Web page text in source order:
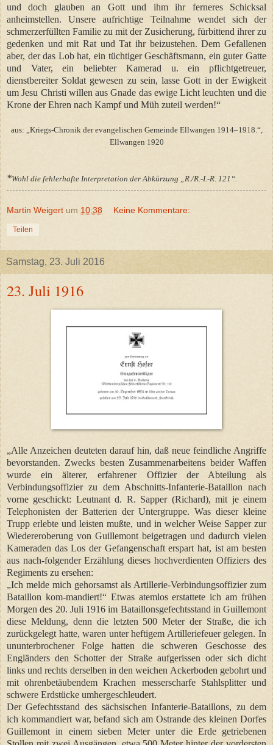
und doch glauben an Gott und ihm ihr ferneres Schicksal
anheimstellen. Unsere aufrichtige Teilnahme wendet sich der
schmerzerfüllten Familie zu mit der Zusicherung, fürbittend ihrer zu
gedenken und mit Rat und Tat ihr beizustehen. Dem Gefallenen
aber, der das Lob hat, ein tüchtiger Geschäftsmann, ein guter Gatte
und Vater, ein beliebter Kamerad u. ein pflichtgetreuer,
dienstbereiter Soldat gewesen zu sein, lasse Gott in der Ewigkeit
um Jesu Christi willen aus Gnade das ewige Licht leuchten und die
Krone der Ehren nach Kampf und Müh zuteil werden!“
aus: „Kriegs-Chronik der evangelischen Gemeinde Ellwangen 1914–1918.“,
Ellwangen 1920
*Wohl die fehlerhafte Interpretation der Abkürzung „R./R.-I.-R. 121“.
Martin Weigert um 10:38 Keine Kommentare:
Teilen
Samstag, 23. Juli 2016
23. Juli 1916
„Alle Anzeichen deuteten darauf hin, daß neue feindliche Angriffe
bevorstanden. Zwecks besten Zusammenarbeitens beider Waffen
wurde ein älterer, erfahrener Offizier der Abteilung als
Verbindungsoffizier zu dem Abschnitts-Infanterie-Bataillon nach
vorne geschickt: Leutnant d. R. Sapper (Richard), mit je einem
Telephonisten der Batterien der Untergruppe. Was dieser kleine
Trupp erlebte und leisten mußte, und in welcher Weise Sapper zur
Wiedereroberung von Guillemont beigetragen und dadurch vielen
Kameraden das Los der Gefangenschaft erspart hat, ist am besten
aus nach-folgender Erzählung dieses hochverdienten Offiziers des
Regiments zu ersehen:
„Ich melde mich gehorsamst als Artillerie-Verbindungsoffizier zum
Bataillon kom-mandiert!“ Etwas atemlos erstattete ich am frühen
Morgen des 20. Juli 1916 im Bataillonsgefechtsstand in Guillemont
diese Meldung, denn die letzten 500 Meter der Straße, die ich
zurückgelegt hatte, waren unter heftigem Artilleriefeuer gelegen. In
ununterbrochener Folge hatten die schweren Geschosse des
Engländers den Schotter der Straße aufgerissen oder sich dicht
links und rechts derselben in den weichen Ackerboden gebohrt und
mit ohrenbetäubendem Krachen messerscharfe Stahlsplitter und
schwere Erdstücke umhergeschleudert.
Der Gefechtsstand des sächsischen Infanterie-Bataillons, zu dem
ich kommandiert war, befand sich am Ostrande des kleinen Dorfes
Guillemont in einem sieben Meter unter die Erde getriebenen